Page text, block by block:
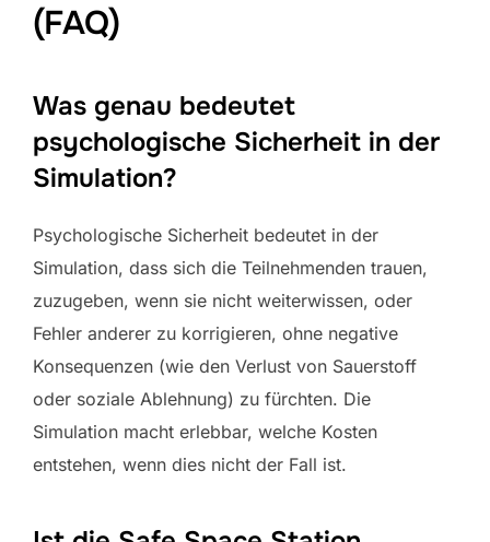
(FAQ)
Was genau bedeutet
psychologische Sicherheit in der
Simulation?
Psychologische Sicherheit bedeutet in der
Simulation, dass sich die Teilnehmenden trauen,
zuzugeben, wenn sie nicht weiterwissen, oder
Fehler anderer zu korrigieren, ohne negative
Konsequenzen (wie den Verlust von Sauerstoff
oder soziale Ablehnung) zu fürchten. Die
Simulation macht erlebbar, welche Kosten
entstehen, wenn dies nicht der Fall ist.